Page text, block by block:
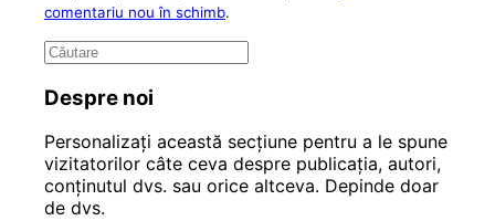
comentariu nou în schimb.
Despre noi
Personalizați această secțiune pentru a le spune
vizitatorilor câte ceva despre publicația, autori,
conținutul dvs. sau orice altceva. Depinde doar
de dvs.